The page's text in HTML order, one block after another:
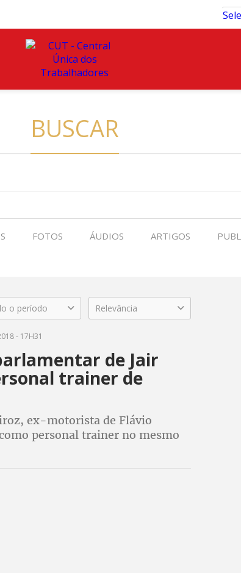
BUSCAR
FOTOS ÁUDIOS ARTIGOS
o período Relevância
- 17H31
de Jair
trainer de
ex-motorista de Flávio
personal trainer no mesmo